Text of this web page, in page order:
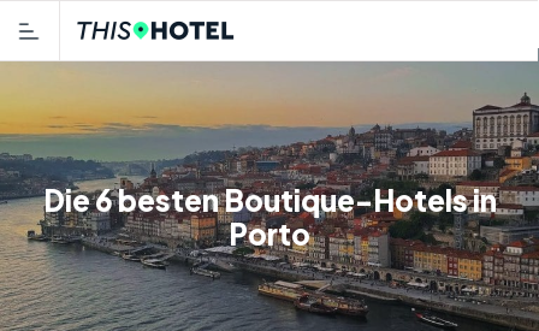
Die 6 besten Boutique-Hotels in
Porto